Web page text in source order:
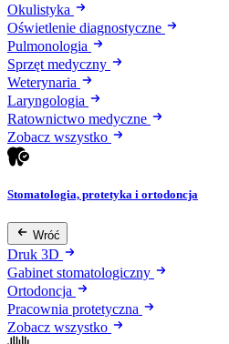
Okulistyka
Oświetlenie diagnostyczne
Pulmonologia
Sprzęt medyczny
Weterynaria
Laryngologia
Ratownictwo medyczne
Zobacz wszystko
Stomatologia, protetyka i ortodoncja
Wróć
Druk 3D
Gabinet stomatologiczny
Ortodoncja
Pracownia protetyczna
Zobacz wszystko